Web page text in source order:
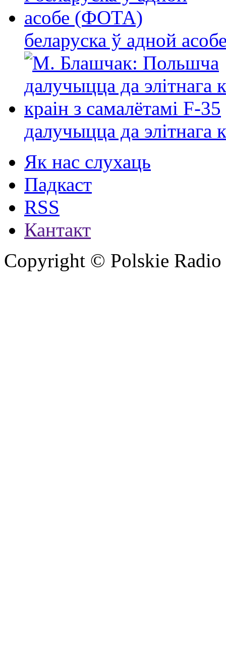
беларуска ў адной
далучыцца да элітнага
Як нас слухаць
Падкаст
RSS
Кантакт
Copyright © Polskie